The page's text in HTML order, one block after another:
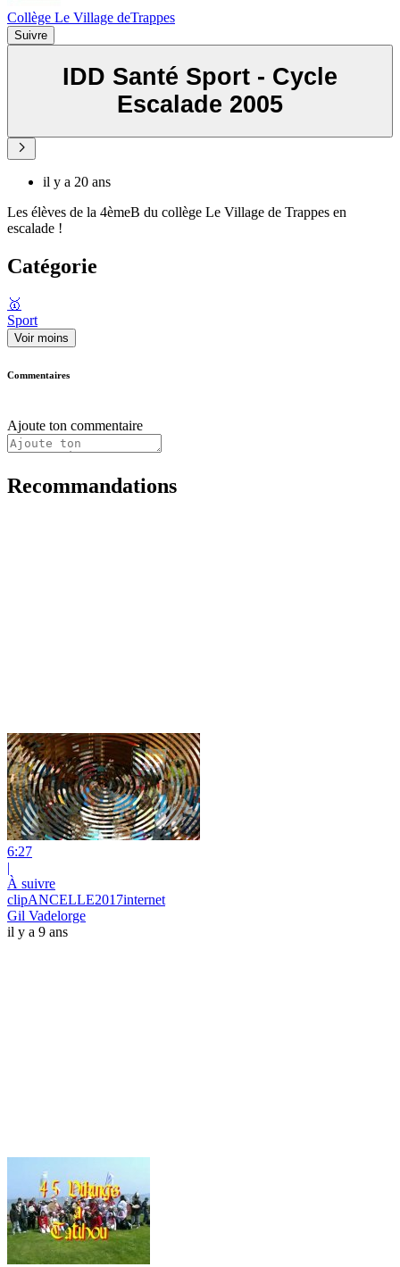
Collège Le Village deTrappes
Suivre
IDD Santé Sport - Cycle
Escalade 2005
il y a 20 ans
Les élèves de la 4èmeB du collège Le Village de Trappes en
escalade !
Catégorie
🥇
Sport
Voir moins
Commentaires
Ajoute ton commentaire
Recommandations
6:27
|
À suivre
clipANCELLE2017internet
Gil Vadelorge
il y a 9 ans